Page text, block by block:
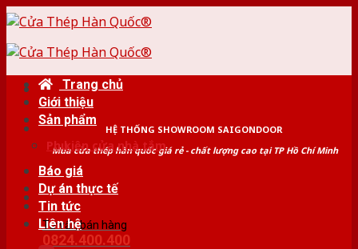
Skip
content
HỆ THỐNG SHOWROOM SAIGONDOOR
Mua cửa thép hàn quốc giá rẻ - chất lượng cao tại TP Hồ Chí Minh
Tư vấn bán hàng
0824.400.400
Trang chủ
Giới thiệu
Sản phẩm
Phụ kiện cửa nhà tắm
Báo giá
Dự án thực tế
Tin tức
Liên hệ